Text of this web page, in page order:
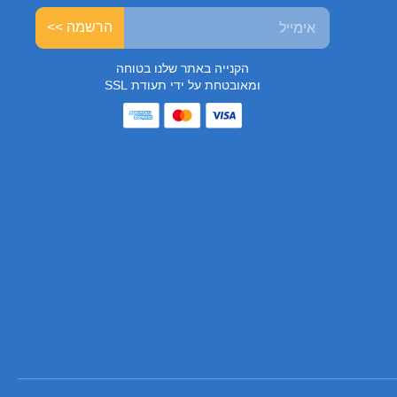
הרשמה >>
הקנייה באתר שלנו בטוחה
ומאובטחת על ידי תעודת SSL